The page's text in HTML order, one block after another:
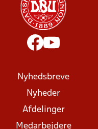
Nyhedsbreve
Nyheder
Afdelinger
Medarbejdere